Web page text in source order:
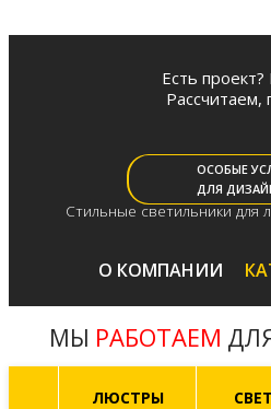
Есть
ОСОБЫЕ
ДЛЯ
Стильные светильники для
О КОМПАНИИ
МЫ РАБОТАЕМ
ЛЮСТРЫ